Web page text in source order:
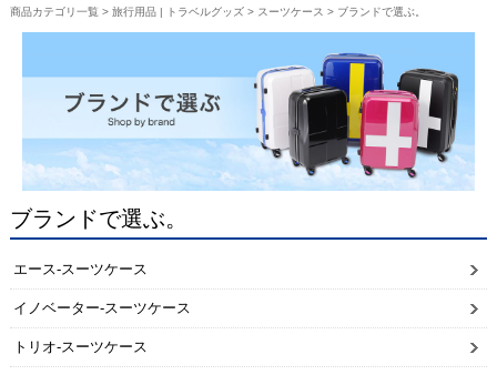
商品カテゴリ一覧 > 旅行用品 | トラベルグッズ> スーツケース > ブランドで選ぶ。
ブランドで選ぶ。
エース-スーツケース
イノベーター-スーツケース
トリオ-スーツケース